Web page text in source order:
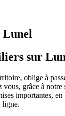
Lunel
sur
oblige à
vous, grâce à
importantes,
ligne.